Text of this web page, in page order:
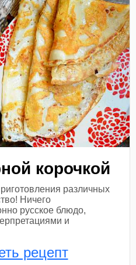
корочкой
различных
Ничего
русское блюдо,
и
рецепт